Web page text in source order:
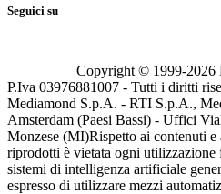
Seguici su
Copyright © 1999-2026
P.Iva 03976881007 - Tutti i diritti
Mediamond S.p.A. - RTI S.p.A.,
Amsterdam (Paesi Bassi) - Uffici
Monzese (MI)Rispetto ai contenuti e
riprodotti è vietata ogni utilizzazione
sistemi di intelligenza artificiale
espresso di utilizzare mezzi